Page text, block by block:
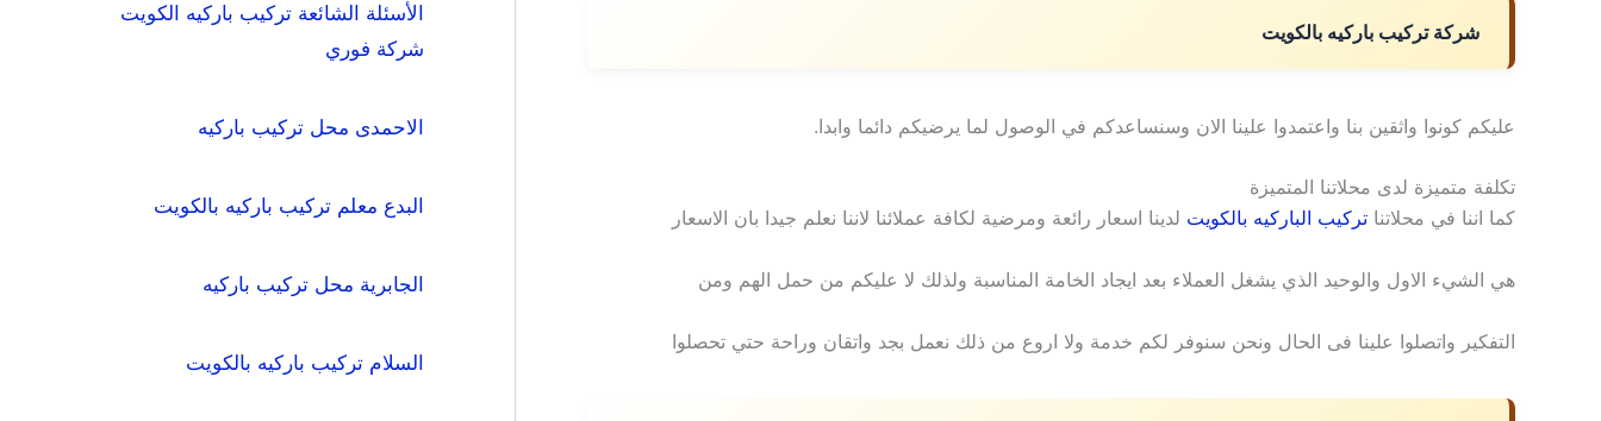
شركة تركيب باركيه بالكويت
عليكم كونوا واثقين بنا واعتمدوا علينا الان وسنساعدكم في الوصول لما يرضيكم دائما وابدا.
تكلفة متميزة لدى محلاتنا المتميزة
كما اننا في محلاتنا تركيب الباركيه بالكويت لدينا اسعار رائعة ومرضية لكافة عملائنا لاننا نعلم جيدا بان الاسعار
هي الشيء الاول والوحيد الذي يشغل العملاء بعد ايجاد الخامة المناسبة ولذلك لا عليكم من حمل الهم ومن
التفكير واتصلوا علينا فى الحال ونحن سنوفر لكم خدمة ولا اروع من ذلك نعمل بجد واتقان وراحة حتي تحصلوا
الأسئلة الشائعة تركيب باركيه الكويت
شركة فوري
الاحمدى محل تركيب باركيه
البدع معلم تركيب باركيه بالكويت
الجابرية محل تركيب باركيه
السلام تركيب باركيه بالكويت